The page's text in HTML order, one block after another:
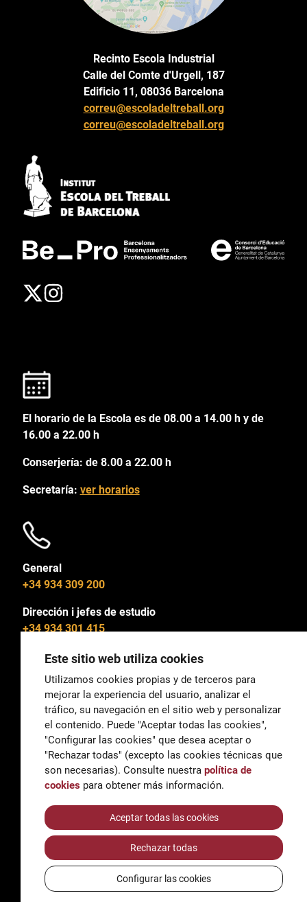
Recinto Escola Industrial
Calle del Comte d'Urgell, 187
Edificio 11, 08036 Barcelona
correu@escoladeltreball.org
correu@escoladeltreball.org
El horario de la Escola es de 08.00 a 14.00 h y de
16.00 a 22.00 h
Conserjería: de 8.00 a 22.00 h
Secretaría: ver horarios
General
+34 934 309 200
Dirección i jefes de estudio
+34 934 301 415
General
correu@escoladeltreball.org
Información
informacio@escoladeltreball.org
Trámites de secretaría
AccessibilidadAviso legal y Política de Privacidad
Política de cookies
Créditos
Este sitio web utiliza cookies
Utilizamos cookies propias y de terceros para
mejorar la experiencia del usuario, analizar el
tráfico, su navegación en el sitio web y personalizar
el contenido. Puede "Aceptar todas las cookies",
"Configurar las cookies" que desea aceptar o
"Rechazar todas" (excepto las cookies técnicas que
son necesarias). Consulte nuestra política de
cookies para obtener más información.
Aceptar todas las cookies
Rechazar todas
Configurar las cookies